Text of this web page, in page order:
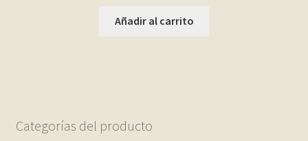
Añadir al carrito
Categorías del producto